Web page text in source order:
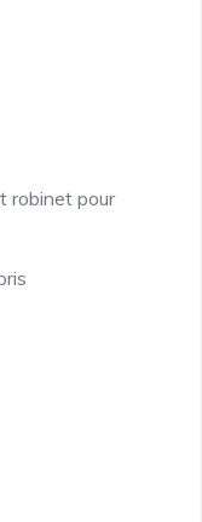
robinet pour